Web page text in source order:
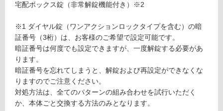
る
制
限
あ
の
為
注
意
宅配ボックス錠（非常解錠機能付き）※2
※1 ダイヤル錠（ワンアクションロックタイプを含む）の暗
証番号（3桁）は、お客様のご希望で設定可能です。
暗証番号は何度でも設定できますが、一度解錠する必要があ
ります。
暗証番号を忘れてしまうと、解錠および再設定ができなくな
りますのでご注意ください。
対処方法は、全てのパターンの組み合わせを試行いただく
か、本体ごと交換する方法のみとなります。